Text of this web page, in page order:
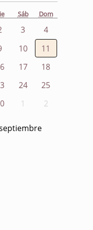
Sáb Dom
3
4
10
11
17
18
24
25
1 2